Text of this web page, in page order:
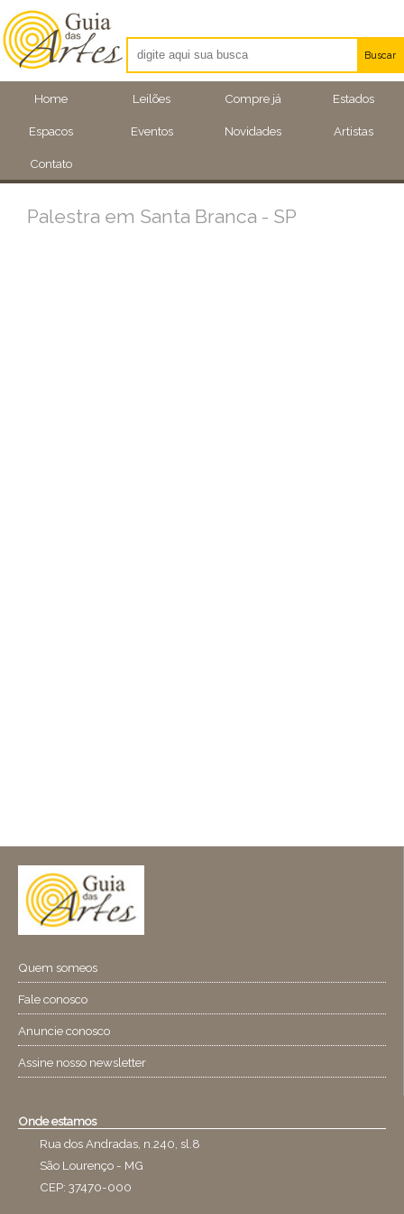
Home Leilões Compre já Estados
Espacos Eventos Novidades Artistas
Contato
Buscar
Artistas
Eventos
Palestra em Santa Branca - SP
Quem someos
Fale conosco
Anuncie conosco
Assine nosso newsletter
Onde estamos
Rua dos Andradas, n.240, sl.8
São Lourenço - MG
CEP: 37470-000